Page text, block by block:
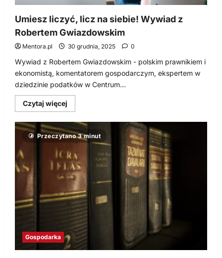
Umiesz liczyć, licz na siebie! Wywiad z
Robertem Gwiazdowskim
Mentora.pl 30 grudnia, 2025 0
Wywiad z Robertem Gwiazdowskim - polskim prawnikiem i
ekonomistą, komentatorem gospodarczym, ekspertem w
dziedzinie podatków w Centrum...
Czytaj więcej
się
o
Umiesz
liczyć,
licz
na
siebie!
Wywiad
z
Robertem
Gwiazdowskim
Przeczytano 3 minut
Gospodarka